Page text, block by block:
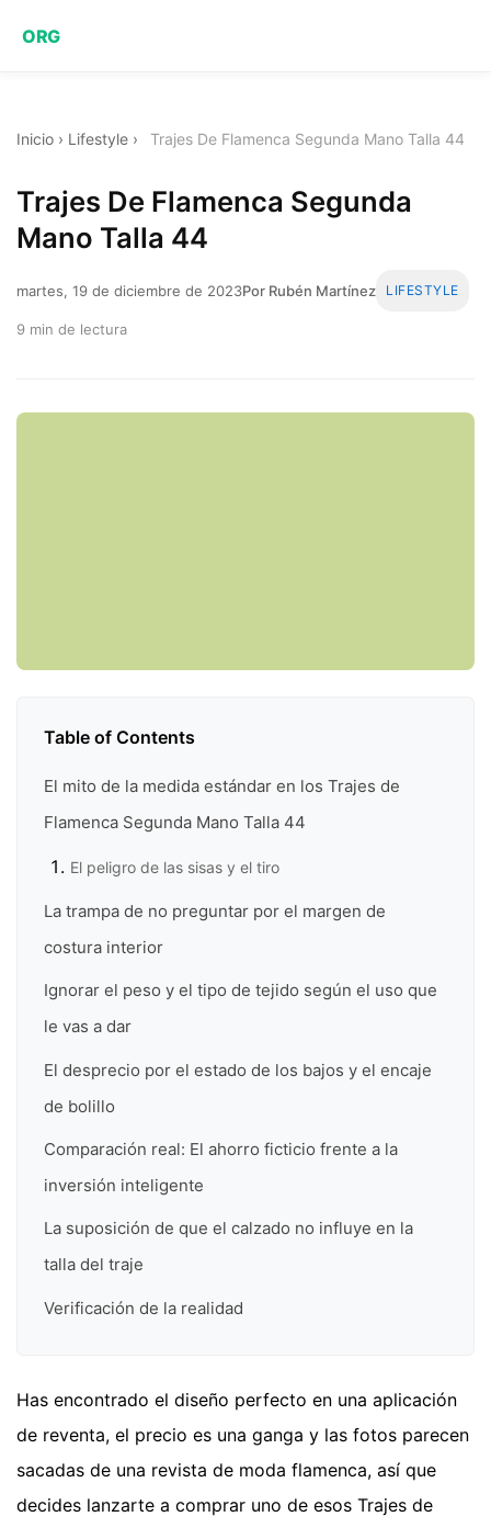
ORG
Inicio › Lifestyle › Trajes De Flamenca Segunda Mano Talla 44
Trajes De Flamenca Segunda
Mano Talla 44
martes, 19 de diciembre de 2023Por Rubén Martínez LIFESTYLE
9 min de lectura
Table of Contents
El mito de la medida estándar en los Trajes de
Flamenca Segunda Mano Talla 44
El peligro de las sisas y el tiro
La trampa de no preguntar por el margen de
costura interior
Ignorar el peso y el tipo de tejido según el uso que
le vas a dar
El desprecio por el estado de los bajos y el encaje
de bolillo
Comparación real: El ahorro ficticio frente a la
inversión inteligente
La suposición de que el calzado no influye en la
talla del traje
Verificación de la realidad
Has encontrado el diseño perfecto en una aplicación
de reventa, el precio es una ganga y las fotos parecen
sacadas de una revista de moda flamenca, así que
decides lanzarte a comprar uno de esos Trajes de